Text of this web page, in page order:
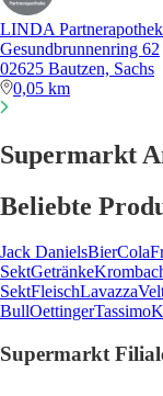
LINDA
Gesundbrunnenring 62
02625 Bautzen, Sachs
0,05 km
Supermarkt
Beliebte
Jack DanielsBierCola
SektGetränke
SektFleischLavazza
BullOettingerTassimo
Supermarkt